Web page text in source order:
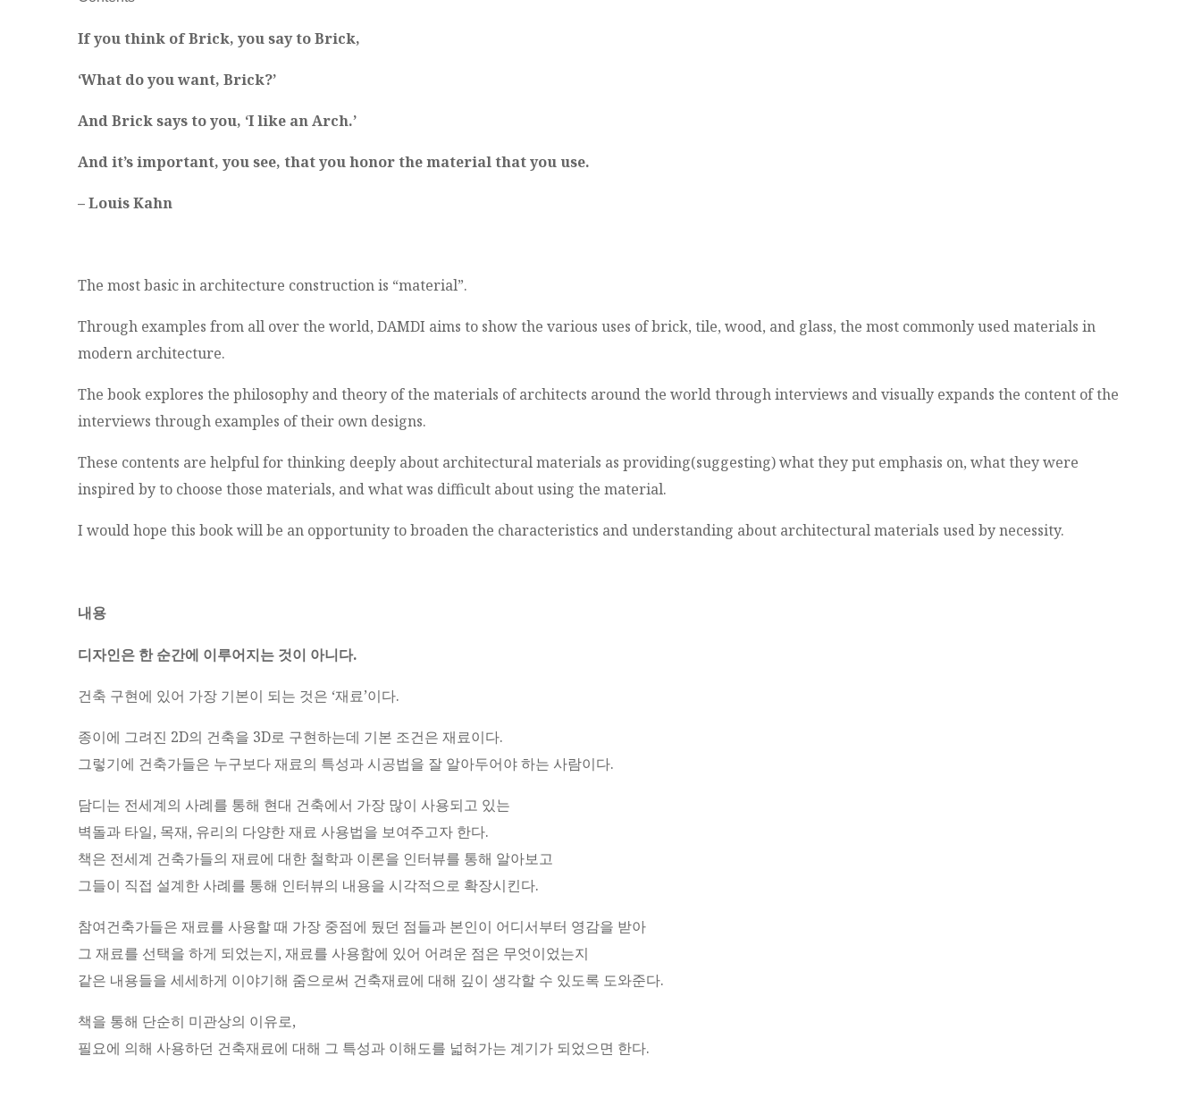
If you think of Brick, you say to Brick,
‘What do you want, Brick?’
And Brick says to you, ‘I like an Arch.’
And it’s important, you see, that you honor the material that you use.
– Louis Kahn
The most basic in architecture construction is “material”.
Through examples from all over the world, DAMDI aims to show the various uses of brick, tile, wood, and glass, the most commonly used materials in
modern architecture.
The book explores the philosophy and theory of the materials of architects around the world through interviews and visually expands the content of the
interviews through examples of their own designs.
These contents are helpful for thinking deeply about architectural materials as providing(suggesting) what they put emphasis on, what they were
inspired by to choose those materials, and what was difficult about using the material.
I would hope this book will be an opportunity to broaden the characteristics and understanding about architectural materials used by necessity.
내용
디자인은 한 순간에 이루어지는 것이 아니다.
건축 구현에 있어 가장 기본이 되는 것은 ‘재료’이다.
종이에 그려진 2D의 건축을 3D로 구현하는데 기본 조건은 재료이다.
그렇기에 건축가들은 누구보다 재료의 특성과 시공법을 잘 알아두어야 하는 사람이다.
담디는 전세계의 사례를 통해 현대 건축에서 가장 많이 사용되고 있는
벽돌과 타일, 목재, 유리의 다양한 재료 사용법을 보여주고자 한다.
책은 전세계 건축가들의 재료에 대한 철학과 이론을 인터뷰를 통해 알아보고
그들이 직접 설계한 사례를 통해 인터뷰의 내용을 시각적으로 확장시킨다.
참여건축가들은 재료를 사용할 때 가장 중점에 뒀던 점들과 본인이 어디서부터 영감을 받아
그 재료를 선택을 하게 되었는지, 재료를 사용함에 있어 어려운 점은 무엇이었는지
같은 내용들을 세세하게 이야기해 줌으로써 건축재료에 대해 깊이 생각할 수 있도록 도와준다.
책을 통해 단순히 미관상의 이유로,
필요에 의해 사용하던 건축재료에 대해 그 특성과 이해도를 넓혀가는 계기가 되었으면 한다.